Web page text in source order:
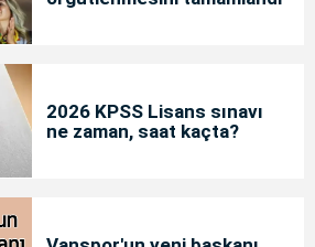
2026 KPSS Lisans sınavı
ne zaman, saat kaçta?